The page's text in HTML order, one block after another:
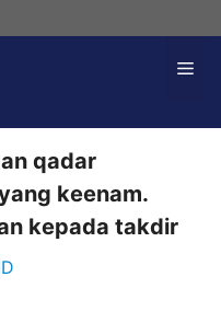
qadar
keenam.
kepada takdir